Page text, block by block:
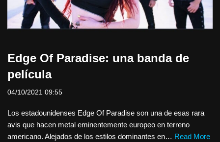
Edge Of Paradise: una banda de
película
04/10/2021 09:55
Los estadounidenses Edge Of Paradise son una de esas rara
avis que hacen metal eminentemente europeo en terreno
americano. Alejados de los estilos dominantes en… Read More